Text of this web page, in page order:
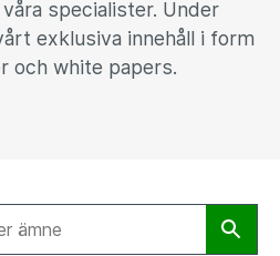
specialister. Under
exklusiva innehåll i form
och white papers.